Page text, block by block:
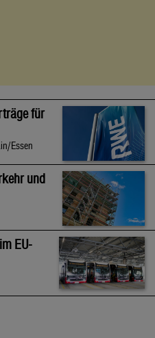
für
Essen
und
EU-